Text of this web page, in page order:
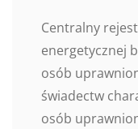
Centralny
energetycznej
osób
świadectw
osób